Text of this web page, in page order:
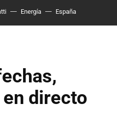
Energía España
directo